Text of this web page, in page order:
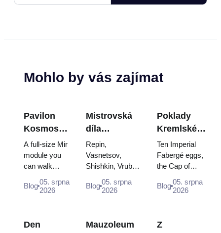
Mohlo by vás zajímat
Pavilon
Kosmos
na VDNCh:
Uvnitř
největší
ruské
vesmírné
A full-size Mir
module you
can walk
Energia–
descent
Blog05. srpna
2026
Mistrovská
díla
Treťjakovské
galerie:
Obrazy, kvůli
kterým se
vyplatí
Repin,
Vasnetsov,
Shishkin, Vrubel,
Surikov — the
they hang, and
Blog05. srpna
2026
Poklady
Kremlské
zbrojnice:
Fabergého
vejce, trůny
korunovační
Ten Imperial
Fabergé eggs,
the Cap of
double throne of
coronation dress
Blog05. srpna
2026
Den
Mauzoleum
Z